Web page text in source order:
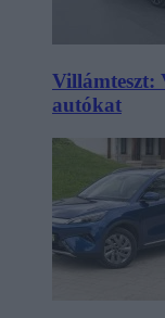
Villámteszt:
autókat